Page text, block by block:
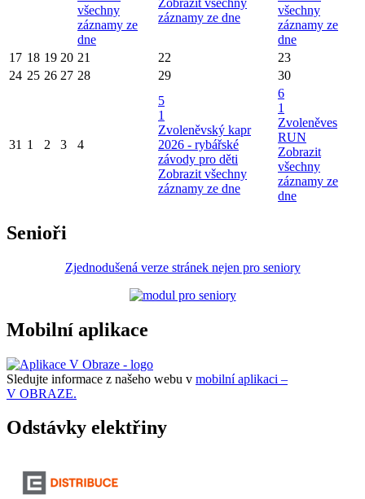
všechny
záznamy ze
dne
Zobrazit všechny
záznamy ze dne
všechny
záznamy ze
dne
17 18 19 20 21 22
23
24 25 26 27 28 29 30
31 1 2 3 4
5
1
Zvoleněvský kapr
2026 - rybářské
závody pro děti
Zobrazit všechny
záznamy ze dne
6
1
Zvoleněves
RUN
Zobrazit
všechny
záznamy ze
dne
Senioři
Zjednodušená verze stránek nejen pro seniory
Mobilní aplikace
Sledujte informace z našeho webu v mobilní aplikaci –
V OBRAZE.
Odstávky elektřiny